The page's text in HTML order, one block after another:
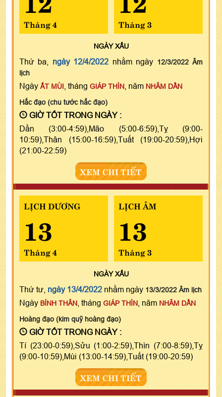
Tháng 4 Tháng 3
NGÀYXẤU
Thứ ba, ngày 12/4/2022 nhằm ngày 12/3/2022 Âm
lịch
Ngày ẤT MÙI , tháng GIÁP THÌN , năm NHÂM DẦN
Hắc đạo (chu tước hắc đạo)
GIỜ TỐT TRONG NGÀY :
Dần (3:00-4:59),Mão (5:00-6:59),Tỵ (9:00-
10:59),Thân (15:00-16:59),Tuất (19:00-20:59),Hợi
(21:00-22:59)
XEM CHI TIẾT
LỊCH DƯƠNG
13
Tháng 4
LỊCH ÂM
13
Tháng 3
NGÀYXẤU
Thứ tư, ngày 13/4/2022 nhằm ngày 13/3/2022 Âm lịch
Ngày BÍNH THÂN , tháng GIÁP THÌN , năm NHÂM DẦN
Hoàng đạo (kim quỹ hoàng đạo)
GIỜ TỐT TRONG NGÀY :
Tí (23:00-0:59),Sửu (1:00-2:59),Thìn (7:00-8:59),Tỵ
(9:00-10:59),Mùi (13:00-14:59),Tuất (19:00-20:59)
XEM CHI TIẾT